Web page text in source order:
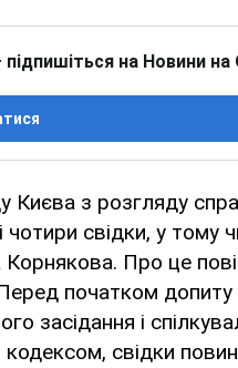
на Новини на
Києва з розгляду
свідки, у тому
Корнякова. Про це
початком допиту
засідання і
свідки